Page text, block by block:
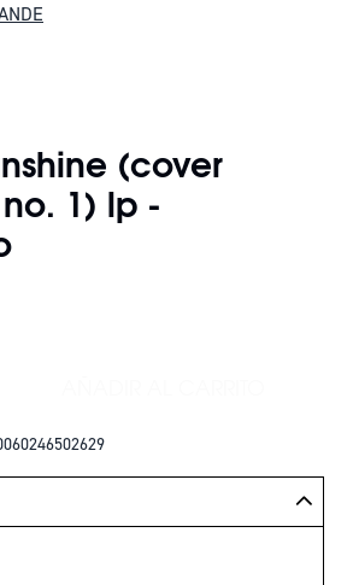
(cover
1) lp -